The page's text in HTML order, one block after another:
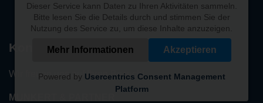
Dieser Service kann Daten zu Ihren Aktivitäten sammeln.
Bitte lesen Sie die Details durch und stimmen Sie der
Nutzung des Service zu, um diese Inhalte anzuzeigen.
Mehr Informationen Akzeptieren
Powered by Usercentrics Consent Management
Platform
Kontakt
Wir freuen uns auf Ihren Besuch!
MUNKERT & PARTNER